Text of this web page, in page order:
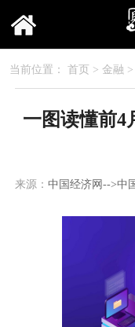
当前位置： 首页 > 金融 >
一图读懂前4
来源： 中国经济网-->中